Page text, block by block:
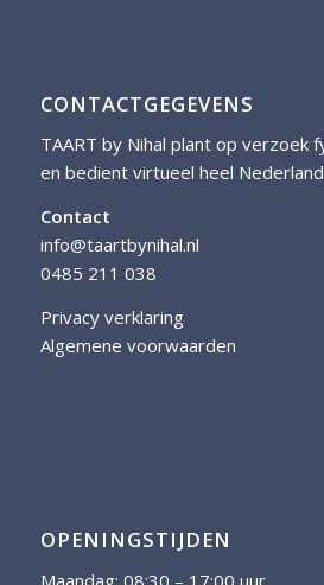
CONTACTGEGEVENS
TAART by Nihal plant op verzoek
en bedient virtueel heel
Contact
info@taartbynihal.nl
0485 211 038
Privacy verklaring
Algemene voorwaarden
OPENINGSTIJDEN